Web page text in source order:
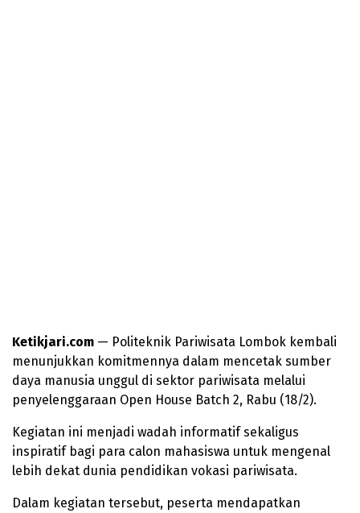
Ketikjari.com — Politeknik Pariwisata Lombok kembali
menunjukkan komitmennya dalam mencetak sumber
daya manusia unggul di sektor pariwisata melalui
penyelenggaraan Open House Batch 2, Rabu (18/2).
Kegiatan ini menjadi wadah informatif sekaligus
inspiratif bagi para calon mahasiswa untuk mengenal
lebih dekat dunia pendidikan vokasi pariwisata.
Dalam kegiatan tersebut, peserta mendapatkan